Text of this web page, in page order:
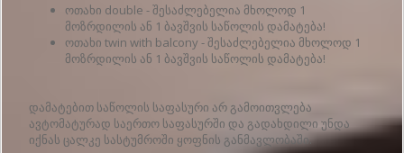
ოთახი double - შესაძლებელია მხოლოდ 1
მოზრდილის ან 1 ბავშვის საწოლის დამატება!
ოთახი twin with balcony - შესაძლებელია მხოლოდ 1
მოზრდილის ან 1 ბავშვის საწოლის დამატება!
დამატებით საწოლის საფასური არ გამოითვლება
ავტომატურად საერთო საფასურში და გადახდილი უნდა
იქნას ცალკე სასტუმროში ყოფნის განმავლობაში.